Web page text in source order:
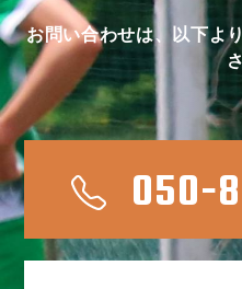
お問い合わせは、以下よ
050-